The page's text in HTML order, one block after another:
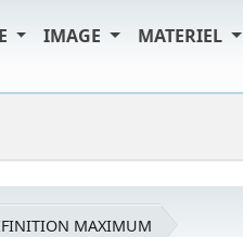
IMAGE MATERIEL
MAXIMUM